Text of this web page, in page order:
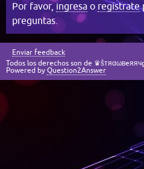
Por favor,ingresa o regístrate
preguntas.
Enviar feedback
Todos los derechos son de
Powered by Question2Answer